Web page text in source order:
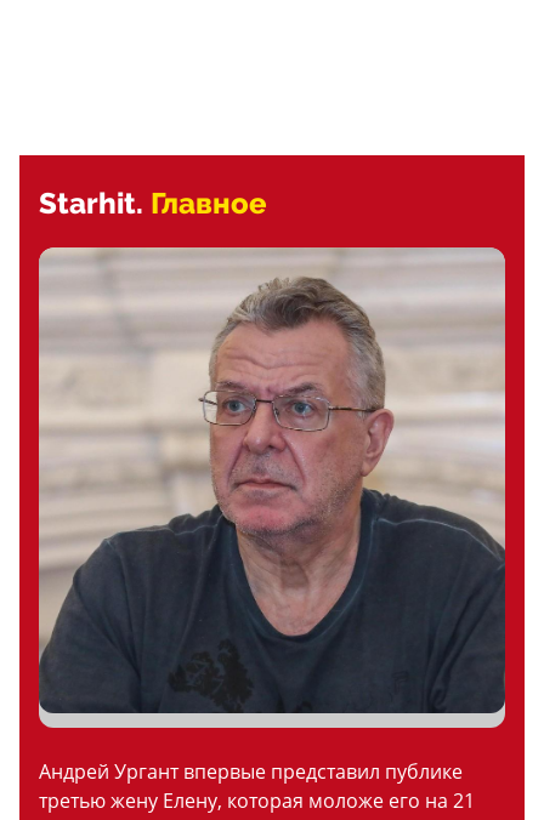
Starhit. Главное
Андрей Ургант впервые представил публике
третью жену Елену, которая моложе его на 21